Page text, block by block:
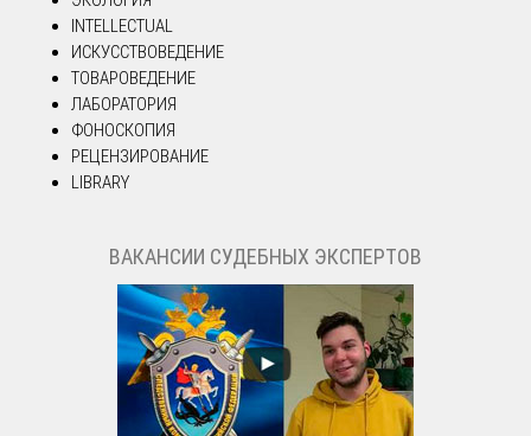
INTELLECTUAL
ИСКУССТВОВЕДЕНИЕ
ТОВАРОВЕДЕНИЕ
ЛАБОРАТОРИЯ
ФОНОСКОПИЯ
РЕЦЕНЗИРОВАНИЕ
LIBRARY
ВАКАНСИИ СУДЕБНЫХ ЭКСПЕРТОВ